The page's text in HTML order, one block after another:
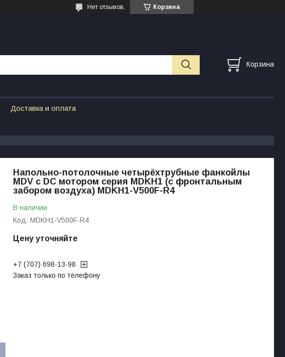
Корзина
Нет отзывов,
Корзина
Доставка и оплата
Напольно-потолочные четырёхтрубные фанкойлы
MDV с DC мотором серия MDKH1 (с фронтальным
забором воздуха) MDKH1-V500F-R4
В наличии
Код: MDKH1-V500F-R4
Цену уточняйте
+7 (707) 698-13-98
Заказ только по телефону